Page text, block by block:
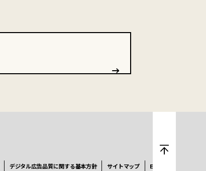
デジタル広告品質に関する基本方針 サイトマップ ENGLISH